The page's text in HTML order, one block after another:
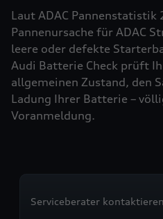
Laut ADAC
Pannenursache für ADAC
leere oder defekte
Audi Batterie Check prüft
allgemeinen Zustand, den
Ladung Ihrer Batterie –
Voranmeldung.
Serviceberater kontaktieren